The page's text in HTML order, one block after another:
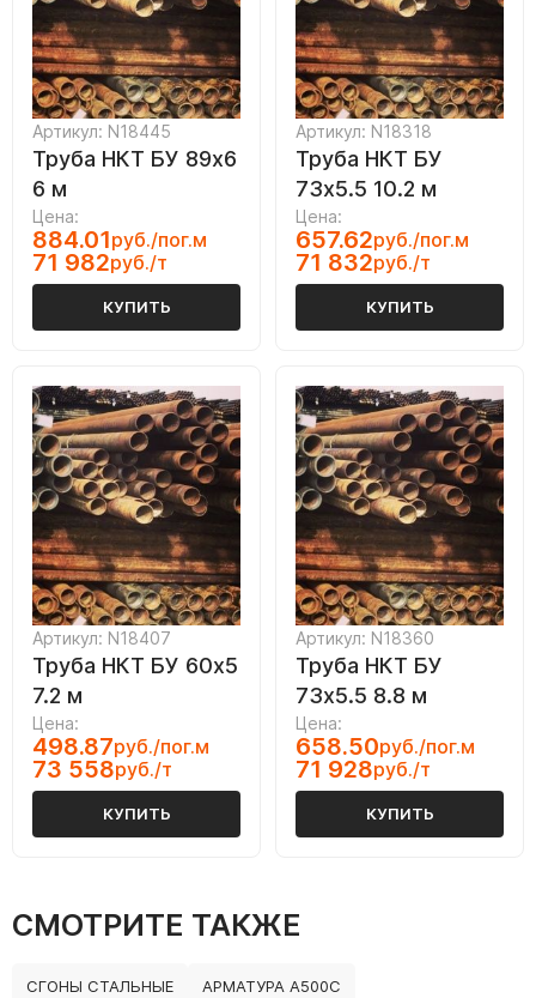
Артикул: N18445
Труба НКТ БУ 89х6
6 м
Цена:
884.01руб./пог.м
71 982руб./т
КУПИТЬ
Артикул: N18318
Труба НКТ БУ
73х5.5 10.2 м
Цена:
657.62руб./пог.м
71 832руб./т
КУПИТЬ
Артикул: N18407
Труба НКТ БУ 60х5
7.2 м
Цена:
498.87руб./пог.м
73 558руб./т
КУПИТЬ
Артикул: N18360
Труба НКТ БУ
73х5.5 8.8 м
Цена:
658.50руб./пог.м
71 928руб./т
КУПИТЬ
СМОТРИТЕ ТАКЖЕ
СГОНЫ СТАЛЬНЫЕ АРМАТУРА А500С